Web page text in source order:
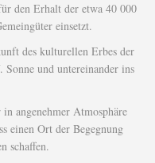
den Erhalt der etwa 40 000
einsetzt.
des kulturellen Erbes der
und untereinander ins
angenehmer Atmosphäre
einen Ort der Begegnung
schaffen.